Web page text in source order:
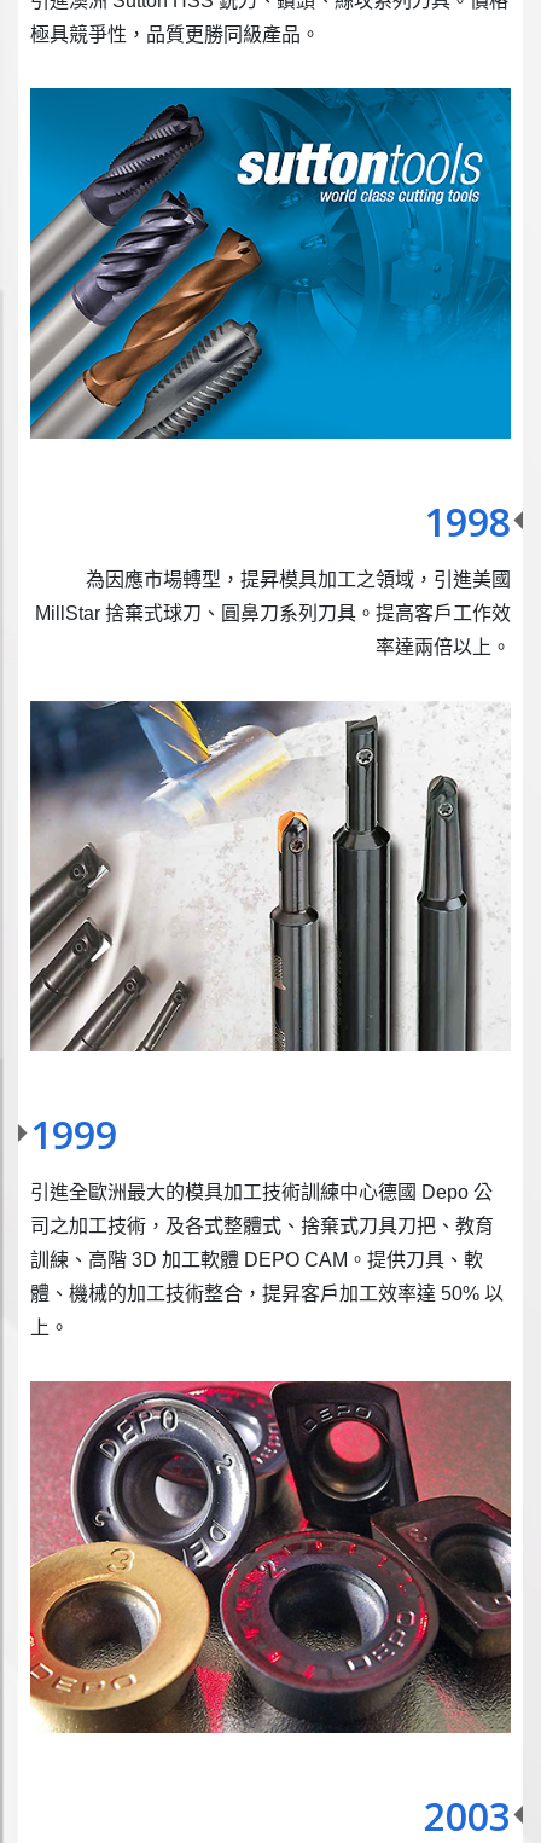
極具競爭性，品質更勝同級產品。
1998
為因應市場轉型，提昇模具加工之領域，引進美國
MillStar 捨棄式球刀、圓鼻刀系列刀具。提高客戶工作效
率達兩倍以上。
1999
引進全歐洲最大的模具加工技術訓練中心德國 Depo 公
司之加工技術，及各式整體式、捨棄式刀具刀把、教育
訓練、高階 3D 加工軟體 DEPO CAM。提供刀具、軟
體、機械的加工技術整合，提昇客戶加工效率達 50% 以
上。
2003